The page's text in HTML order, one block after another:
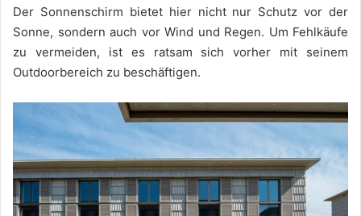
Der Sonnenschirm bietet hier nicht nur Schutz vor der
Sonne, sondern auch vor Wind und Regen. Um Fehlkäufe
zu vermeiden, ist es ratsam sich vorher mit seinem
Outdoorbereich zu beschäftigen.